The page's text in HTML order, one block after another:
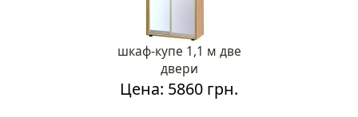
шкаф-купе 1,1 м две
двери
Цена: 5860 грн.